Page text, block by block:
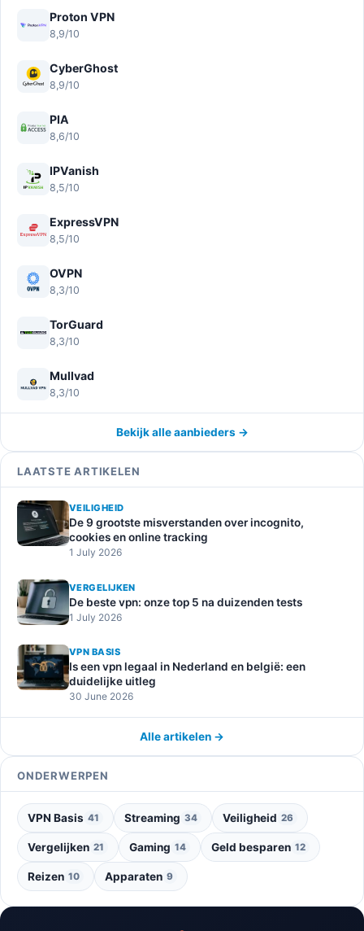
Proton VPN
8,9/10
CyberGhost
8,9/10
PIA
8,6/10
IPVanish
8,5/10
ExpressVPN
8,5/10
OVPN
8,3/10
TorGuard
8,3/10
Mullvad
8,3/10
Bekijk alle aanbieders →
LAATSTE ARTIKELEN
VEILIGHEID
De 9 grootste misverstanden over incognito,
cookies en online tracking
1 July 2026
VERGELIJKEN
De beste vpn: onze top 5 na duizenden tests
1 July 2026
VPN BASIS
Is een vpn legaal in Nederland en belgië: een
duidelijke uitleg
30 June 2026
Alle artikelen →
ONDERWERPEN
VPN Basis 41 Streaming 34 Veiligheid 26
Vergelijken 21 Gaming 14 Geld besparen 12
Reizen 10 Apparaten 9